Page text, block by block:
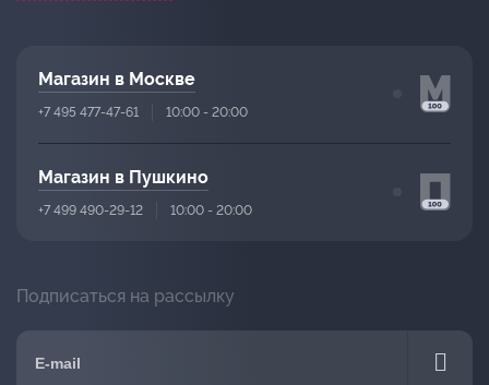
Магазин в Москве
+7 495 477-47-61 10:00 - 20:00
Магазин в Пушкино
+7 499 490-29-12 10:00 - 20:00
Подписаться на рассылку